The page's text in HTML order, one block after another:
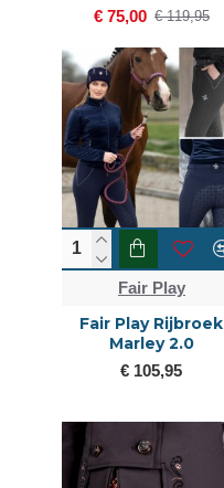
€ 75,00 € 119,95
Fair Play
Fair Play Rijbroek
Marley 2.0
€ 105,95